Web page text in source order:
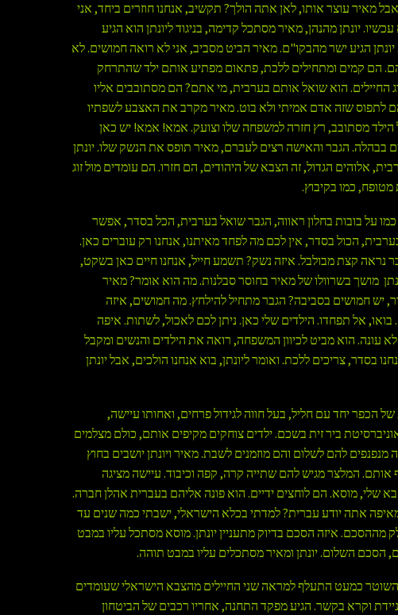
מאיר עוצר אותו, לאן אתה הולך? תקשיב, אנחנו חוזרים ביחד, אני
יונתן מהנהן, מאיר מסתכל קדימה, בניגוד ליונתן הוא הגיע
הגיע ישר מהבקו"ם. מאיר הביט מסביב, אני לא רואה חמושים. לא
הם קמים ומתחילים ללכת, פתאום מפתיע אותם ילד שהתרחק
החיילים. הוא שואל אותם בערבית, מי אתם? הם מסתובבים אליו
לתפוס שזה אדם אמיתי ולא בוט. מאיר מקרב את האצבע לשפתיו
הילד מסתובב, רץ חזרה למשפחה שלו וצועק. אמא! אמא! יש כאן
בבהלה. הגבר והאישה רצים לעברם, מאיר תופס את הנשק שלו. יונתן
אלוהים הגדול, זה הצבא של היהודים, הם חזרו. הם עומדים מול זוג
מטופח, כמו בקיבוץ.
כמו על בובות בחלון ראווה, הגבר שואל בערבית, הכל בסדר, אפשר
הכול בסדר, אין לכם מה לפחד מאיתנו, אנחנו רק עוברים כאן.
נראה קצת מבולבל. איזה נשק? תשמע חייל, אנחנו חיים כאן בשקט,
מושך בשרוולו של מאיר בחוסר סבלנות. מה הוא אומר? מאיר
יש חמושים בסביבה? הגבר מתחיל להילחץ. מה חמושים, איזה
בואו, אל תפחדו. הילדים שלי כאן. ניתן לכם לאכול, לשתות. איפה
עונה. הוא מביט לכיוון המשפחה, רואה את הילדים והנשים ומקבל
בסדר, צריכים ללכת. ואומר ליונתן, בוא אנחנו הולכים, אבל יונתן
הכפר יחד עם חליל, בעל חווה לגידול פרחים, ואחותו עיישה,
ביר זית בשכם. ילדים צוחקים מקיפים אותם, כולם מצלמים
להם לשלום והם מוזמנים לשבת. מאיר ויונתן יושבים בחוץ
אותם. המלצר מגיש להם שתייה קרה, קפה וכיבוד. עיישה מציגה
שלי, מוסא. הם לוחצים ידיים. הוא פונה אליהם בעברית אהלן חברה.
אתה יודע עברית? למדתי בכלא הישראלי, ישבתי כמה שנים עד
איזה הסכם בדיוק מתעניין יונתן. מוסא מסתכל עליו במבט
הסכם השלום. יונתן ומאיר מסתכלים עליו במבט תוהה.
כמעט התעלף למראה שני החיילים מהצבא הישראלי שעומדים
וקרא בקשר. הגיע מפקד התחנה, אחריו רכבים של הביטחון